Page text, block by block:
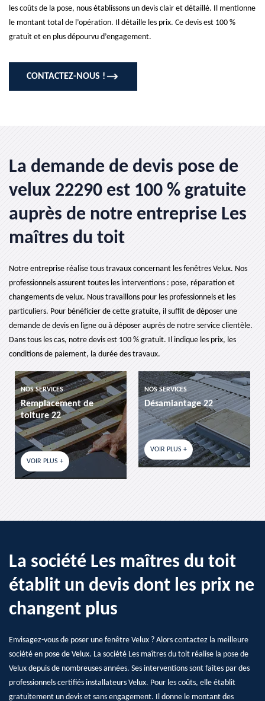
les coûts de la pose, nous établissons un devis clair et détaillé. Il mentionne
le montant total de l’opération. Il détaille les prix. Ce devis est 100 %
gratuit et en plus dépourvu d’engagement.
CONTACTEZ-NOUS !
La demande de devis pose de
velux 22290 est 100 % gratuite
auprès de notre entreprise Les
maîtres du toit
Notre entreprise réalise tous travaux concernant les fenêtres Velux. Nos
professionnels assurent toutes les interventions : pose, réparation et
changements de velux. Nous travaillons pour les professionnels et les
particuliers. Pour bénéficier de cette gratuite, il suffit de déposer une
demande de devis en ligne ou à déposer auprès de notre service clientèle.
Dans tous les cas, notre devis est 100 % gratuit. Il indique les prix, les
conditions de paiement, la durée des travaux.
NOS SERVICES
Remplacement de
toiture 22
VOIR PLUS +
NOS SERVICES
Désamiantage 22
VOIR PLUS +
La société Les maîtres du toit
établit un devis dont les prix ne
changent plus
Envisagez-vous de poser une fenêtre Velux ? Alors contactez la meilleure
société en pose de Velux. La société Les maîtres du toit réalise la pose de
Velux depuis de nombreuses années. Ses interventions sont faites par des
professionnels certifiés installateurs Velux. Pour les coûts, elle établit
gratuitement un devis et sans engagement. Il donne le montant des